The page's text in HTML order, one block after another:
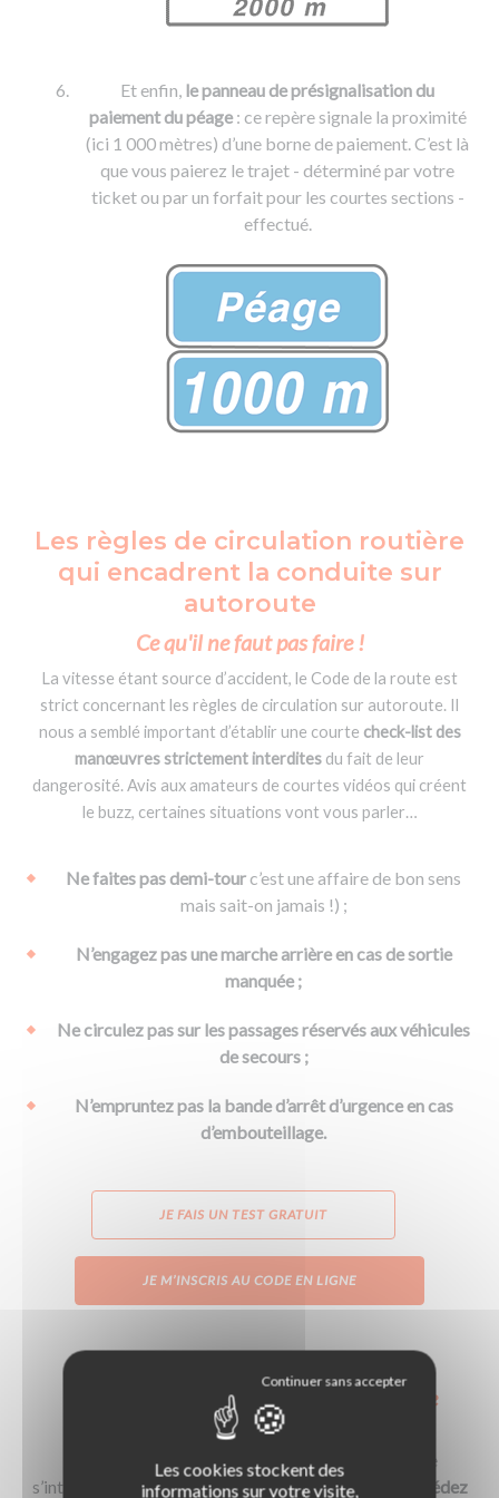
Et enfin, le panneau de présignalisation du
paiement du péage : ce repère signale la proximité
(ici 1 000 mètres) d’une borne de paiement. C’est là
que vous paierez le trajet - déterminé par votre
ticket ou par un forfait pour les courtes sections -
effectué.
Les règles de circulation routière
qui encadrent la conduite sur
autoroute
Ce qu'il ne faut pas faire !
La vitesse étant source d’accident, le Code de la route est
strict concernant les règles de circulation sur autoroute. Il
nous a semblé important d’établir une courte check-list des
manœuvres strictement interdites du fait de leur
dangerosité. Avis aux amateurs de courtes vidéos qui créent
le buzz, certaines situations vont vous parler…
Ne faites pas demi-tourc’est une affaire de bon sens
mais sait-on jamais !) ;
N’engagez pas une marche arrière en cas de sortie
manquée ;
Ne circulez pas sur les passages réservés aux véhicules
de secours ;
N’empruntez pas la bande d’arrêt d’urgence en cas
d’embouteillage.
JE FAIS UN TEST GRATUIT
JE M’INSCRIS AU CODE EN LIGNE
Les règles essentielles du Code de la route
lorsqu'on circule sur l'autoroute
La voie d’accélération (voie d’insertion) permet de
s’introduire dans le trafic autoroutier.Au panneau « Cédez
Les cookies stockent des
informations sur votre visite,